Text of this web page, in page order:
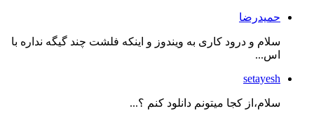
حمیدرضا
سلام و درود کاری به ویندوز و اینکه فلشت چند گیگه نداره با
اس...
setayesh
سلام،از کجا میتونم دانلود کنم ؟...